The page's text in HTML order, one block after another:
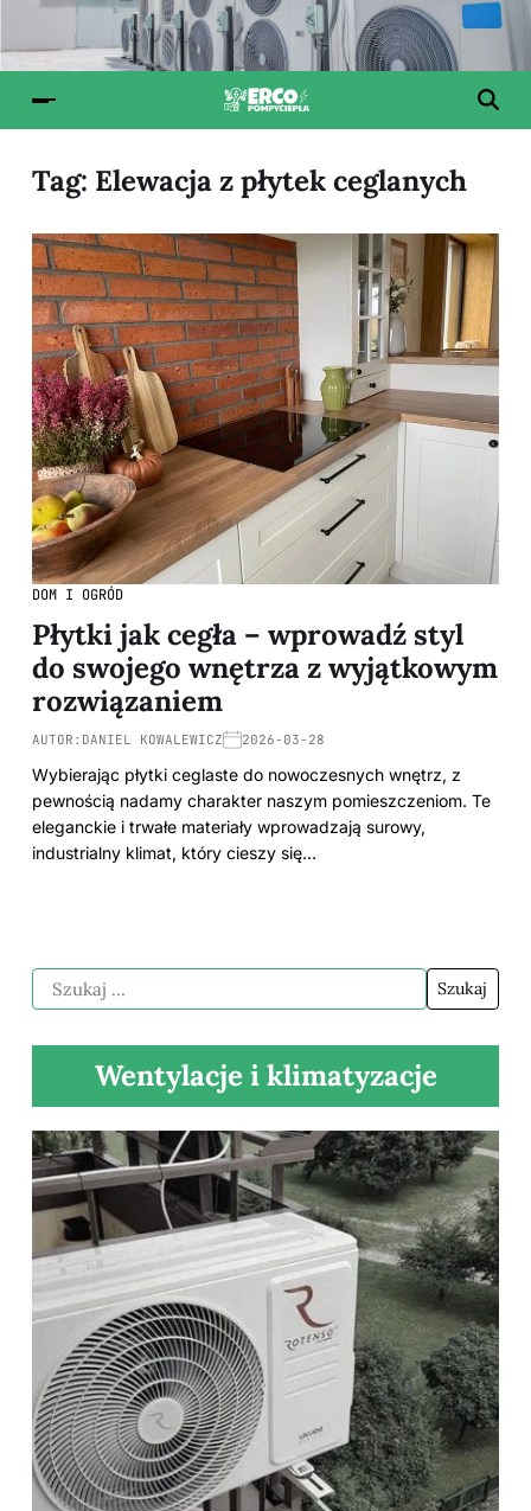
Tag: Elewacja z płytek ceglanych
DOM I OGRÓD
Płytki jak cegła – wprowadź styl
do swojego wnętrza z wyjątkowym
rozwiązaniem
AUTOR: DANIEL KOWALEWICZ 2026-03-28
Wybierając płytki ceglaste do nowoczesnych wnętrz, z
pewnością nadamy charakter naszym pomieszczeniom. Te
eleganckie i trwałe materiały wprowadzają surowy,
industrialny klimat, który cieszy się…
Wentylacje i klimatyzacje